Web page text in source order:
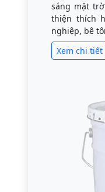
sáng mặt
thiện thích
nghiệp, bê
Xem chi tiết